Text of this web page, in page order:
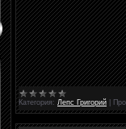
Категория: Лепс Григорий